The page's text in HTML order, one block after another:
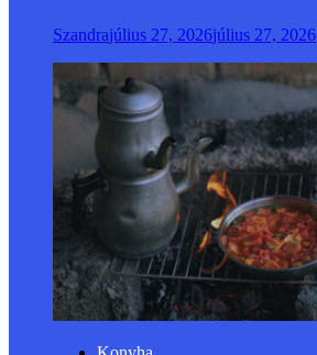
Szandrajúlius 27, 2026július 27, 2026